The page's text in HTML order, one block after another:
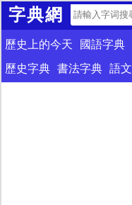
字典網
歷史上的今天 國語字典
歷史字典 書法字典 語文